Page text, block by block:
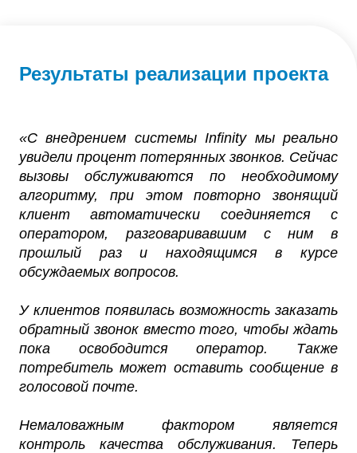
Результаты реализации проекта
«C внедрением системы Infinity мы реально
увидели процент потерянных звонков. Сейчас
вызовы обслуживаются по необходимому
алгоритму, при этом повторно звонящий
клиент автоматически соединяется с
оператором, разговаривавшим с ним в
прошлый раз и находящимся в курсе
обсуждаемых вопросов.
У клиентов появилась возможность заказать
обратный звонок вместо того, чтобы ждать
пока освободится оператор. Также
потребитель может оставить сообщение в
голосовой почте.
Немаловажным фактором является
контроль качества обслуживания. Теперь